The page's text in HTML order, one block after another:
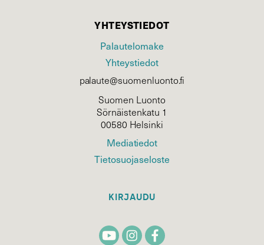
YHTEYSTIEDOT
Palautelomake
Yhteystiedot
palaute@suomenluonto.fi
Suomen Luonto
Sörnäistenkatu 1
00580 Helsinki
Mediatiedot
Tietosuojaseloste
KIRJAUDU